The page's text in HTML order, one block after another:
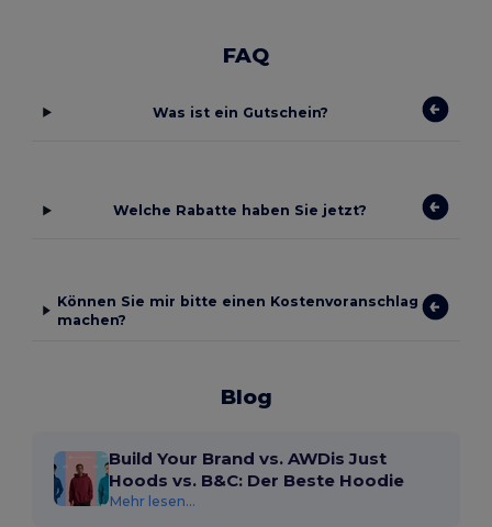
FAQ
Was ist ein Gutschein?
Welche Rabatte haben Sie jetzt?
Können Sie mir bitte einen Kostenvoranschlag
machen?
Blog
Build Your Brand vs. AWDis Just
Hoods vs. B&C: Der Beste Hoodie
Mehr lesen...